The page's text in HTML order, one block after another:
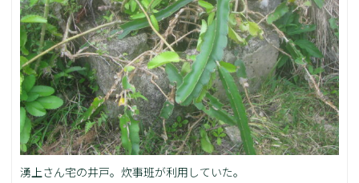
湧上さん宅の井戸。炊事班が利用していた。